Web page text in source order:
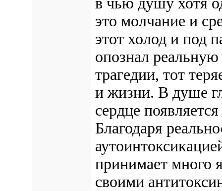
это молчание и
этот холод и под
опознал
трагедии, тот
и жизни. В душе
сердце
Благодаря
принимает много
своими